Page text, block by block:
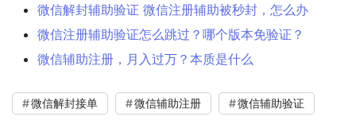
微信解封辅助验证 微信注册辅助被秒封，怎么办
微信注册辅助验证怎么跳过？哪个版本免验证？
微信辅助注册，月入过万？本质是什么
微信解封接单 微信辅助注册 微信辅助验证